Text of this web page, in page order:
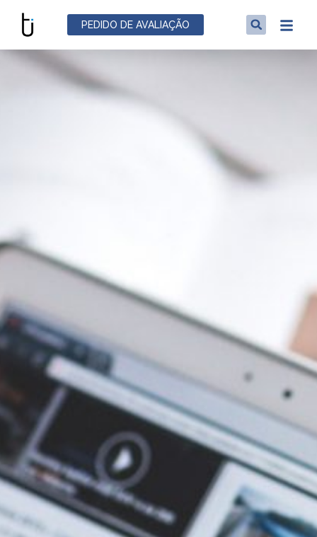
PEDIDO DE AVALIAÇÃO